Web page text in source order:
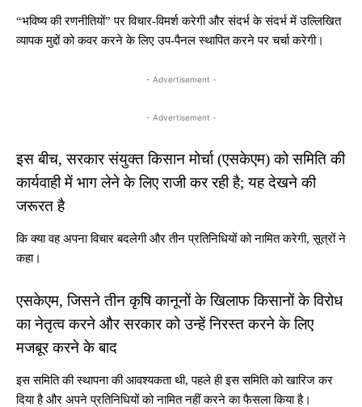
“भविष्य की रणनीतियों” पर विचार-विमर्श करेगी और संदर्भ के संदर्भ में उल्लिखित
व्यापक मुद्दों को कवर करने के लिए उप-पैनल स्थापित करने पर चर्चा करेगी।
- Advertisement -
- Advertisement -
इस बीच, सरकार संयुक्त किसान मोर्चा (एसकेएम) को समिति की
कार्यवाही में भाग लेने के लिए राजी कर रही है; यह देखने की
जरूरत है
कि क्या वह अपना विचार बदलेगी और तीन प्रतिनिधियों को नामित करेगी, सूत्रों ने
कहा।
एसकेएम, जिसने तीन कृषि कानूनों के खिलाफ किसानों के विरोध
का नेतृत्व करने और सरकार को उन्हें निरस्त करने के लिए
मजबूर करने के बाद
इस समिति की स्थापना की आवश्यकता थी, पहले ही इस समिति को खारिज कर
दिया है और अपने प्रतिनिधियों को नामित नहीं करने का फैसला किया है।